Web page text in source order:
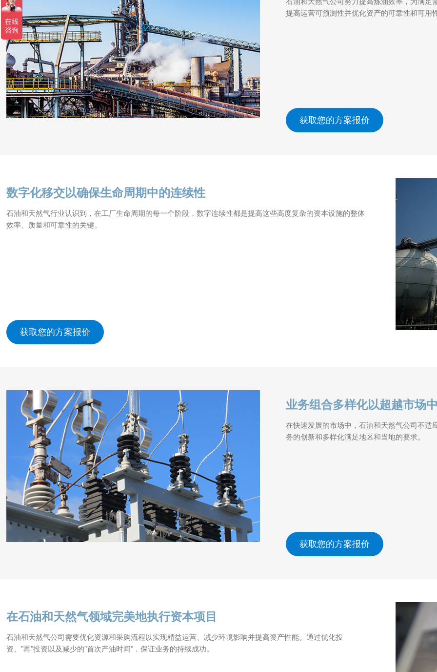
提高运营可预测性并优化资产的可靠性和可用
获取您的方案报价
数字化移交以确保生命周期中的连续性
石油和天然气行业认识到，在工厂生命周期的每一个阶段，数字连续性都是提高这些高度复杂的资本设施的整体
效率、质量和可靠性的关键。
获取您的方案报价
业务组合多样化以超越市场
在快速发展的市场中，石油和天然气公司不适
务的创新和多样化满足地区和当地的要求。
获取您的方案报价
在石油和天然气领域完美地执行资本项目
石油和天然气公司需要优化资源和采购流程以实现精益运营、减少环境影响并提高资产性能。通过优化投
资、"再"投资以及减少的"首次产油时间"，保证业务的持续成功。